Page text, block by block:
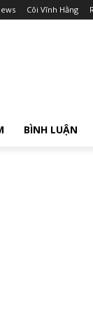
Cõi Vĩnh Hằng
BÌNH LUẬN